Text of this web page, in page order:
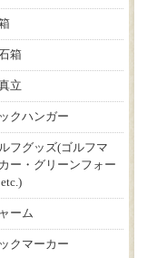
箱
立
クハンガー
フグッズ(ゴルフマ
ー・グリーンフォー
ーム
クマーカー